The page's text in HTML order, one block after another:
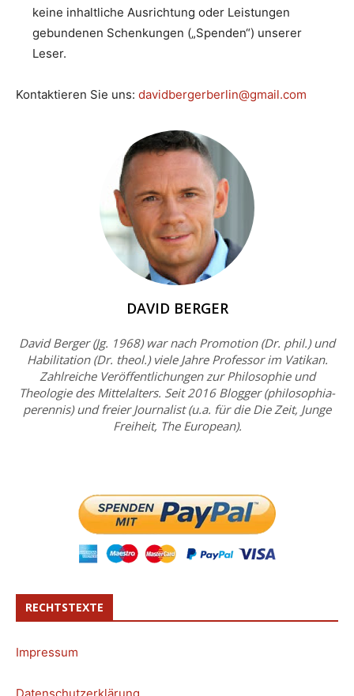
keine inhaltliche Ausrichtung oder Leistungen
gebundenen Schenkungen („Spenden“) unserer
Leser.
Kontaktieren Sie uns: davidbergerberlin@gmail.com
DAVID BERGER
David Berger (Jg. 1968) war nach Promotion (Dr. phil.) und
Habilitation (Dr. theol.) viele Jahre Professor im Vatikan.
Zahlreiche Veröffentlichungen zur Philosophie und
Theologie des Mittelalters. Seit 2016 Blogger (philosophia-
perennis) und freier Journalist (u.a. für die Die Zeit, Junge
Freiheit, The European).
RECHTSTEXTE
Impressum